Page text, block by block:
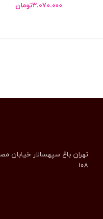
۳.۰۷۰.۰۰۰تومان
تهران باغ سپهسالار خیابان
۱۰۸